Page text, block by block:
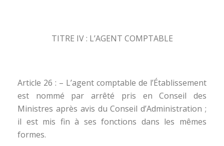
TITRE IV : L’AGENT COMPTABLE
Article 26 : – L’agent comptable de l’Établissement
est nommé par arrêté pris en Conseil des
Ministres après avis du Conseil d’Administration ;
il est mis fin à ses fonctions dans les mêmes
formes.